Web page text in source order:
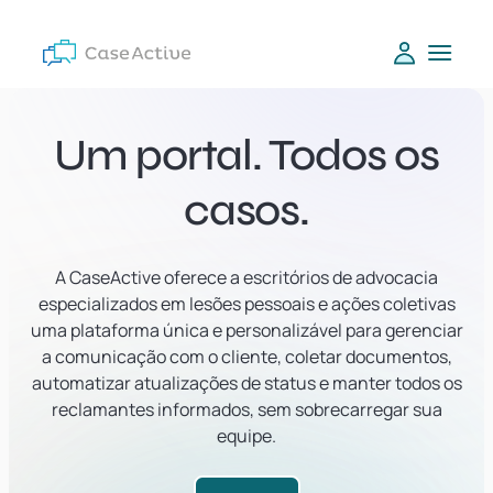
Um portal. Todos os
casos.
A CaseActive oferece a escritórios de advocacia
especializados em lesões pessoais e ações coletivas
uma plataforma única e personalizável para gerenciar
a comunicação com o cliente, coletar documentos,
automatizar atualizações de status e manter todos os
reclamantes informados, sem sobrecarregar sua
equipe.